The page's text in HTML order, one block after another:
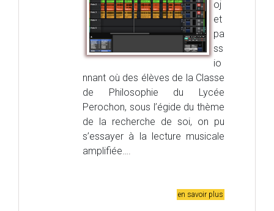
oj
et
pa
ss
io
nnant où des élèves de la Classe
de Philosophie du Lycée
Perochon, sous l’égide du thème
de la recherche de soi, on pu
s’essayer à la lecture musicale
amplifiée….
en savoir plus